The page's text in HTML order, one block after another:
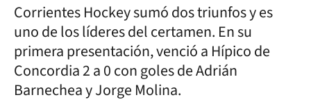
Corrientes Hockey sumó dos triunfos y es
uno de los líderes del certamen. En su
primera presentación, venció a Hípico de
Concordia 2 a 0 con goles de Adrián
Barnechea y Jorge Molina.